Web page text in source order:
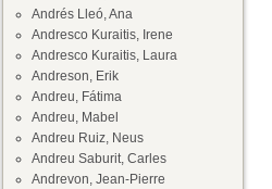
Andrés Lleó, Ana
Andresco Kuraitis, Irene
Andresco Kuraitis, Laura
Andreson, Erik
Andreu, Fátima
Andreu, Mabel
Andreu Ruiz, Neus
Andreu Saburit, Carles
Andrevon, Jean-Pierre